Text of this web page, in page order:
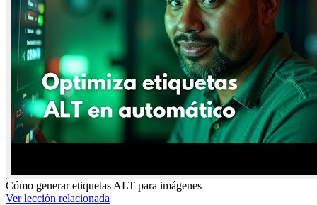
Cómo generar etiquetas ALT para imágenes
Ver lección relacionada